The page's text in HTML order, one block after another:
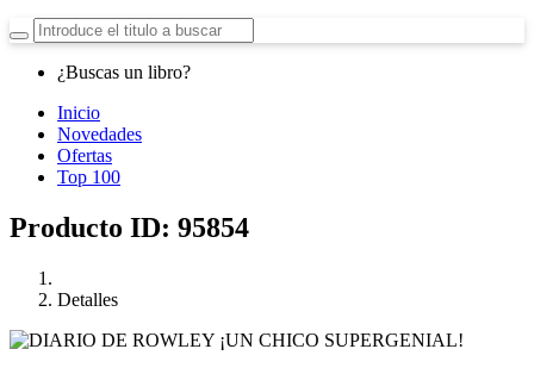
¿Buscas un libro?
Inicio
Novedades
Ofertas
Top 100
Producto ID: 95854
Detalles